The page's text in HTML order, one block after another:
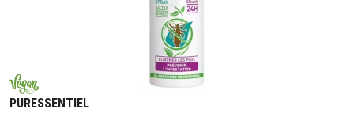
PURESSENTIEL